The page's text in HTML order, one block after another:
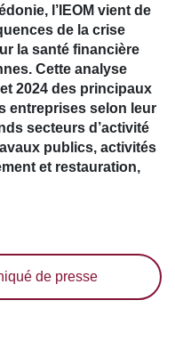
l’IEOM vient de
de la crise
la santé financière
Cette analyse
2024 des principaux
entreprises selon leur
secteurs d’activité
publics, activités
et restauration,
de presse